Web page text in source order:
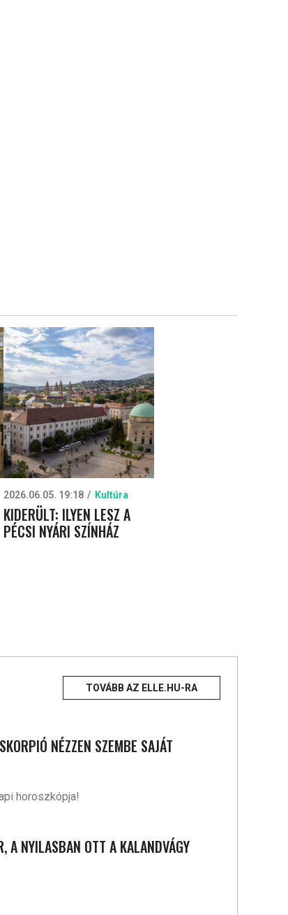
2026.06.05. 19:18 Kultúra
KIDERÜLT: ILYEN LESZ A
PÉCSI NYÁRI SZÍNHÁZ
TOVÁBB AZ ELLE.HU-RA
NÉZZEN SZEMBE SAJÁT
horoszkópja!
A NYILASBAN OTT A KALANDVÁGY